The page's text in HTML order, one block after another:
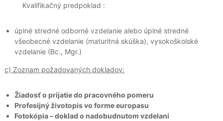
Kvalifikačný predpoklad :
úplné stredné odborné vzdelanie alebo úplné stredné
všeobecné vzdelanie (maturitná skúška), vysokoškolské
vzdelanie (Bc., Mgr.)
c) Zoznam požadovaných dokladov:
Žiadosť o prijatie do pracovného pomeru
Profesijný životopis vo forme europasu
Fotokópia – doklad o nadobudnutom vzdelaní